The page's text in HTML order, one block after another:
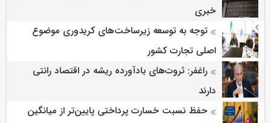
خبری
توجه به توسعه زیرساخت‌های کریدوری موضوع
اصلی تجارت کشور
راغفر: ثروت‌های بادآورده ریشه در اقتصاد رانتی
دارند
حفظ نسبت خسارت پرداختی پایین‌تر از میانگین